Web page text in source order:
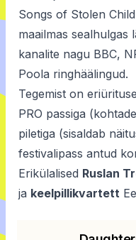
Songs of Stolen
maailmas sealhulgas
kanalite nagu BBC,
Poola ringhäälingud.
Tegemist on
PRO passiga
piletiga (sisaldab
festivalipass antud
Erikülalised Ruslan
ja keelpillikvartett